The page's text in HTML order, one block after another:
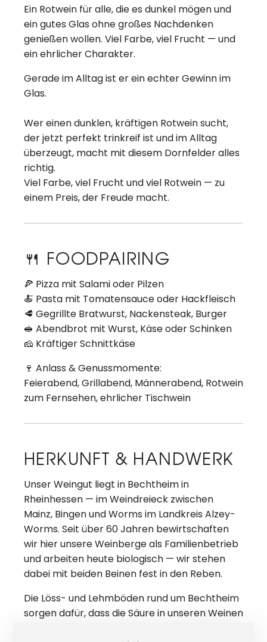
Ein Rotwein für alle, die es dunkel mögen und
ein gutes Glas ohne großes Nachdenken
genießen wollen. Viel Farbe, viel Frucht — und
ein ehrlicher Charakter.
Gerade im Alltag ist er ein echter Gewinn im
Glas.
Wer einen dunklen, kräftigen Rotwein sucht,
der jetzt perfekt trinkreif ist und im Alltag
überzeugt, macht mit diesem Dornfelder alles
richtig.
Viel Farbe, viel Frucht und viel Rotwein — zu
einem Preis, der Freude macht.
🍴 FOODPAIRING
🍕 Pizza mit Salami oder Pilzen
🍝 Pasta mit Tomatensauce oder Hackfleisch
🥩 Gegrillte Bratwurst, Nackensteak, Burger
🥪 Abendbrot mit Wurst, Käse oder Schinken
🧀 Kräftiger Schnittkäse
🍷 Anlass & Genussmomente:
Feierabend, Grillabend, Männerabend, Rotwein
zum Fernsehen, ehrlicher Tischwein
HERKUNFT & HANDWERK
Unser Weingut liegt in Bechtheim in
Rheinhessen — im Weindreieck zwischen
Mainz, Bingen und Worms im Landkreis Alzey-
Worms. Seit über 60 Jahren bewirtschaften
wir hier unsere Weinberge als Familienbetrieb
und arbeiten heute biologisch — wir stehen
dabei mit beiden Beinen fest in den Reben.
Die Löss- und Lehmböden rund um Bechtheim
sorgen dafür, dass die Säure in unseren Weinen